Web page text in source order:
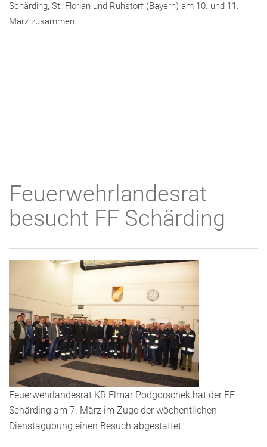
Schärding, St. Florian und Ruhstorf (Bayern) am 10. und 11.
März zusammen.
Feuerwehrlandesrat
besucht FF Schärding
Feuerwehrlandesrat KR Elmar Podgorschek hat der FF
Schärding am 7. März im Zuge der wöchentlichen
Dienstagübung einen Besuch abgestattet.